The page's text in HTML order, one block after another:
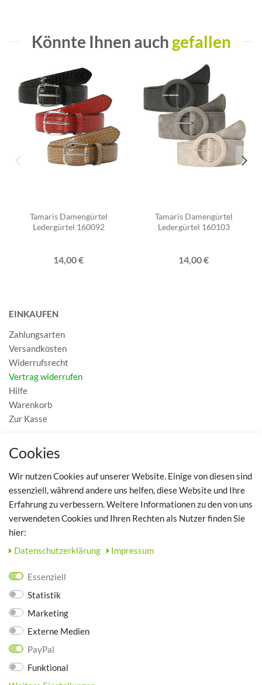
Könnte Ihnen auch gefallen
Tamaris Damengürtel
Ledergürtel 160092
14,00 €
Tamaris Damengürtel
Ledergürtel 160103
14,00 €
EINKAUFEN
Zahlungsarten
Versandkosten
Widerrufsrecht
Vertrag widerrufen
Hilfe
Warenkorb
Zur Kasse
MEIN KONTO
TOP SCHUHTHEMEN
Hausschuhe - Bequeme Schuhe für zuhause
Datenschutz
AGB
Impressum
ZAHLUNGSARTEN
Cookies
Wir nutzen Cookies auf unserer Website. Einige von diesen sind
essenziell, während andere uns helfen, diese Website und Ihre
Erfahrung zu verbessern. Weitere Informationen zu den von uns
verwendeten Cookies und Ihren Rechten als Nutzer finden Sie
hier:
Daten­schutz­erklärung
Impressum
Essenziell
Statistik
Marketing
Externe Medien
PayPal
Funktional